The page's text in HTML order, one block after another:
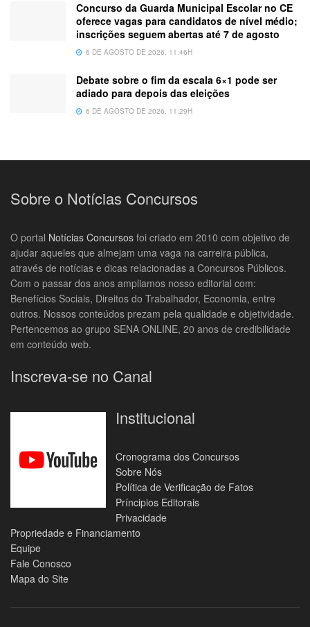
Concurso da Guarda Municipal Escolar no CE
oferece vagas para candidatos de nível médio;
inscrições seguem abertas até 7 de agosto
6 DE AGOSTO DE 2026, 11:46H
Debate sobre o fim da escala 6×1 pode ser
adiado para depois das eleições
6 DE AGOSTO DE 2026, 11:29H
Sobre o Notícias Concursos
O portal Notícias Concursos foi criado em 2010 com objetivo de
ajudar aqueles que almejam uma vaga na carreira pública,
através de notícias e dicas relacionadas a Concursos Públicos.
Com o passar dos anos ampliamos nosso editorial com:
Benefícios Sociais, Direitos do Trabalhador, Economia, entre
outros. Nossos conteúdos prezam pela qualidade e objetividade.
Pertencemos ao grupo SENA ONLINE, 20 anos de credibilidade
em conteúdo web.
Inscreva-se no Canal
Institucional
Cronograma dos Concursos
Sobre Nós
Política de Verificação de Fatos
Príncipios Editorais
Privacidade
Propriedade e Financiamento
Equipe
Fale Conosco
Mapa do Site